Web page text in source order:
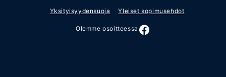
Yksityisyydensuoja Yleiset sopimusehdot
Olemme osoitteessa